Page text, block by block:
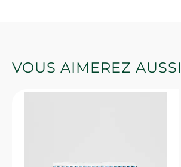
VOUS AIMEREZ AUSSI